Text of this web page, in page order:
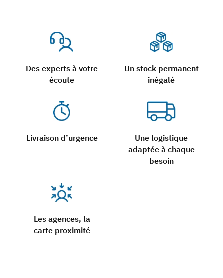
Des experts à votre
écoute
Un stock permanent
inégalé
Livraison d’urgence
Une logistique
adaptée à chaque
besoin
Les agences, la
carte proximité